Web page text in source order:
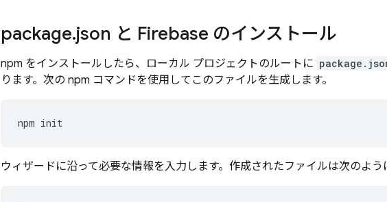
package.json と Firebase のインストール
npm をインストールしたら、ローカル プロジェクトのルートに
ります。次の npm コマンドを使用してこのファイルを生成します。
npm
ウィザードに沿って必要な情報を入力します。作成されたファイルは次のよう